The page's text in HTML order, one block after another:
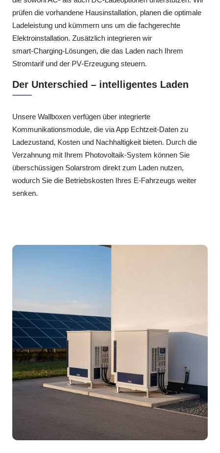
prüfen die vorhandene Hausinstallation, planen die optimale
Ladeleistung und kümmern uns um die fachgerechte
Elektroinstallation. Zusätzlich integrieren wir
smart‑Charging‑Lösungen, die das Laden nach Ihrem
Stromtarif und der PV‑Erzeugung steuern.
Der Unterschied – intelligentes Laden
Unsere Wallboxen verfügen über integrierte
Kommunikationsmodule, die via App Echtzeit‑Daten zu
Ladezustand, Kosten und Nachhaltigkeit bieten. Durch die
Verzahnung mit Ihrem Photovoltaik‑System können Sie
überschüssigen Solarstrom direkt zum Laden nutzen,
wodurch Sie die Betriebskosten Ihres E‑Fahrzeugs weiter
senken.